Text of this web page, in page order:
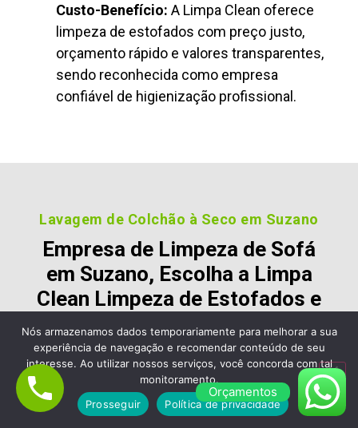
Custo-Benefício: A Limpa Clean oferece
limpeza de estofados com preço justo,
orçamento rápido e valores transparentes,
sendo reconhecida como empresa
confiável de higienização profissional.
Lavagem de Colchão à Seco em Suzano
Empresa de Limpeza de Sofá
em Suzano, Escolha a Limpa
Clean Limpeza de Estofados e
Colchão
Nossos clientes são fiéis pois gostara dos nossos
serviços e nos recomendam, veja alguns desses
comentários:Orçamentos
Nós armazenamos dados temporariamente para melhorar a sua
experiência de navegação e recomendar conteúdo de seu
interesse. Ao utilizar nossos serviços, você concorda com tal
monitoramento.
Prosseguir
Política de privacidade